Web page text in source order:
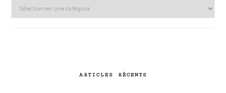
Catégories
ARTICLES RÉCENTS